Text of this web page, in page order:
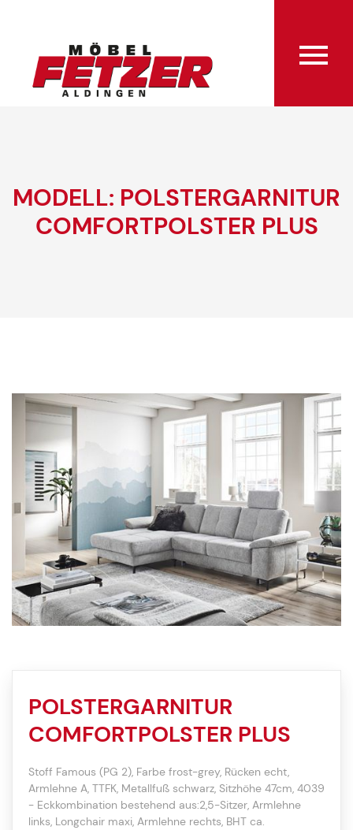
MODELL: POLSTERGARNITUR
COMFORTPOLSTER PLUS
POLSTERGARNITUR
COMFORTPOLSTER PLUS
Stoff Famous (PG 2), Farbe frost-grey, Rücken echt,
Armlehne A, TTFK, Metallfuß schwarz, Sitzhöhe 47cm, 4039
- Eckkombination bestehend aus:2,5-Sitzer, Armlehne
links, Longchair maxi, Armlehne rechts, BHT ca.